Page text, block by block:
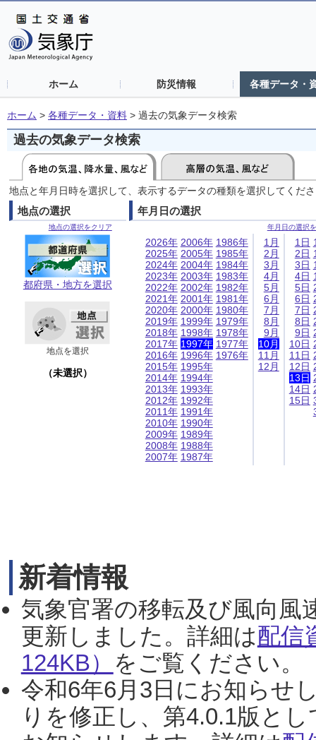
ホーム 防災情報 各種データ・
ホーム > 各種データ・資料 > 過去の気象データ検索
過去の気象データ検索
地点と年月日時を選択して、表示するデータの種類を選択してくだ
地点の選択
地点の選択をクリア
都府県・地方を選択
地点を選択
（未選択）
年月日の選択
年月日の選択
2026年
2025年
2024年
2023年
2022年
2021年
2020年
2019年
2018年
2017年
2016年
2015年
2014年
2013年
2012年
2011年
2010年
2009年
2008年
2007年
2006年
2005年
2004年
2003年
2002年
2001年
2000年
1999年
1998年
1997年
1996年
1995年
1994年
1993年
1992年
1991年
1990年
1989年
1988年
1987年
1986年
1985年
1984年
1983年
1982年
1981年
1980年
1979年
1978年
1977年
1976年
1月
2月
3月
4月
5月
6月
7月
8月
9月
10月
11月
12月
1日
2日
3日
4日
5日
6日
7日
8日
9日
10日
11日
12日
13日
14日
15日
新着情報
気象官署の移転及び風向風
更新しました。詳細は配信
124KB） をご覧ください。
令和6年6月3日にお知らせ
りを修正し、第4.0.1版と